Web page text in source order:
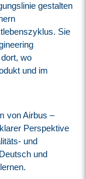
gestalten
Sie
wo
und im
von Airbus –
Perspektive
und
und